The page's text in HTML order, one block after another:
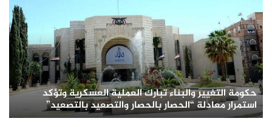
حكومة التغيير والبناء تبارك العملية العسكرية وتؤكد
استمرار معادلة “الحصار بالحصار والتصعيد بالتصعيد”